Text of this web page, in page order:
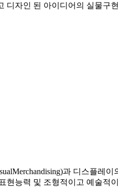
디자인 된 아이디어의 실물구
과 디스플레
현능력 및 조형적이고 예술적